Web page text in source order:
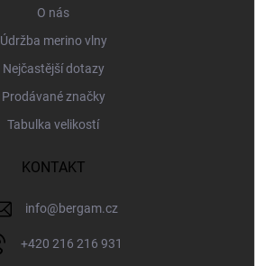
O nás
Údržba merino vlny
Nejčastější dotazy
Prodávané značky
Tabulka velikostí
KONTAKT
info@bergam.cz
+420 216 216 931